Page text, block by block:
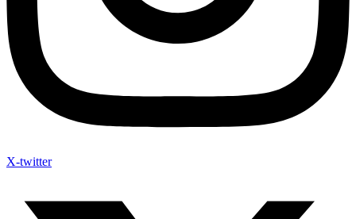
X-twitter